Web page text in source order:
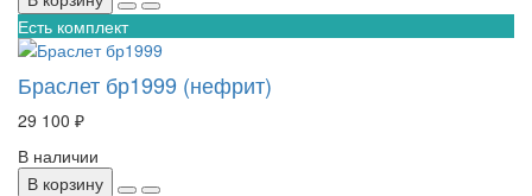
Есть комплект
Браслет бр1999 (нефрит)
29 100 ₽
В наличии
В корзину